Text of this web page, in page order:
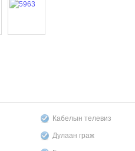
Кабелын телевиз
Дулаан граж